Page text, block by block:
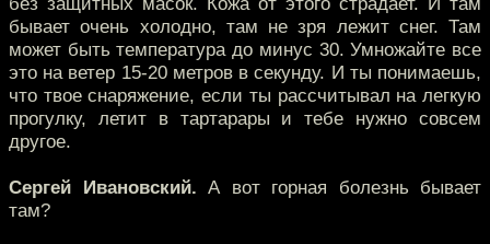
бывает очень холодно, там не зря лежит снег. Там
может быть температура до минус 30. Умножайте все
это на ветер 15-20 метров в секунду. И ты понимаешь,
что твое снаряжение, если ты рассчитывал на легкую
прогулку, летит в тартарары и тебе нужно совсем
другое.
Сергей Ивановский. А вот горная болезнь бывает
там?